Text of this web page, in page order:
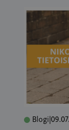
Blogi